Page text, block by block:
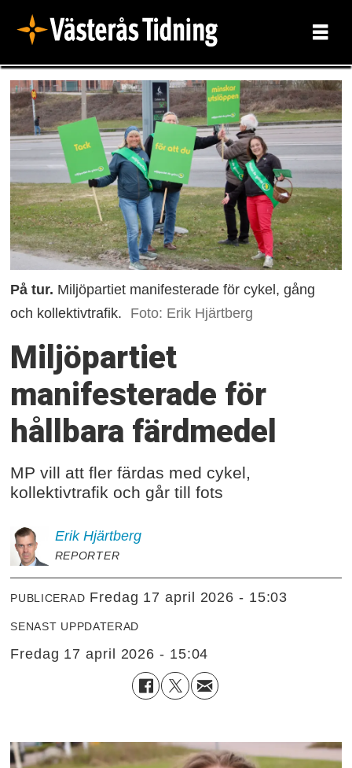
På tur. Miljöpartiet manifesterade för cykel, gång
och kollektivtrafik.
Foto: Erik Hjärtberg
Miljöpartiet
manifesterade för
hållbara färdmedel
MP vill att fler färdas med cykel,
kollektivtrafik och går till fots
Erik Hjärtberg
REPORTER
PUBLICERAD fredag 17 april 2026 - 15:03
SENAST UPPDATERAD
fredag 17 april 2026 - 15:04